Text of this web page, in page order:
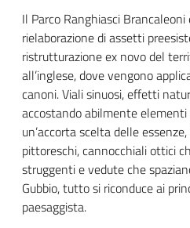
Il Parco Ranghiasci
rielaborazione di assetti
ristrutturazione ex novo del
all’inglese, dove vengono
canoni.Viali sinuosi, effetti
accostando abilmente
un’accorta scelta delle
pittoreschi, cannocchiali ottici
struggenti e vedute che
Gubbio, tutto si riconduce ai
paesaggista.